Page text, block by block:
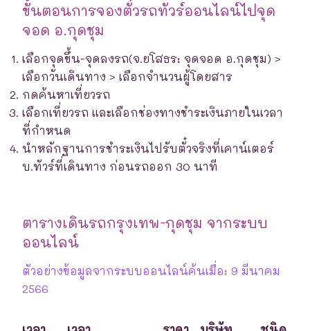
ขั้นตอนการจองตั๋วรถทัวร์ออนไลน์ไปจุด
จอด อ.กุดชุม
เลือกจุดขึ้น-จุดลงรถ(จ.ยโสธร: จุดจอด อ.กุดชุม) >
เลือกวันเดินทาง > เลือกจำนวนผู้โดยสาร
กดค้นหาเที่ยวรถ
เลือกเที่ยวรถ และเลือกช่องทางชำระเงินภายในเวลา
ที่กำหนด
นำหลักฐานการชำระเงินไปรับตั๋วจริงที่เคาน์เตอร์
บ.ทัวร์ที่เดินทาง ก่อนรถออก 30 นาที
ตารางเดินรถกรุงเทพ-กุดชุม จากระบบ
ออนไลน์
ตัวอย่างข้อมูลจากระบบออนไลน์ค้นเมื่อ: 9 มีนาคม
2566